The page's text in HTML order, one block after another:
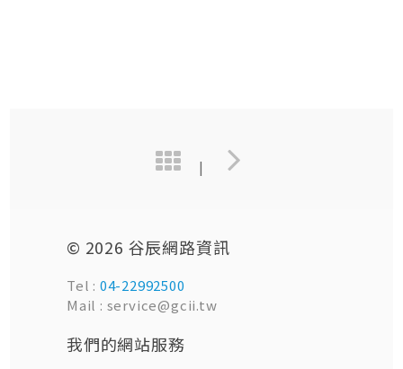
|
© 2026 谷辰網路資訊
Tel : 04-22992500
Mail : service@gcii.tw
我們的網站服務